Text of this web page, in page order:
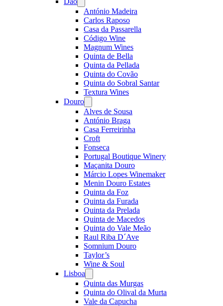
menu
António Madeira
Carlos Raposo
Casa da Passarella
Código Wine
Magnum Wines
Quinta de Bella
Quinta da Pellada
Quinta do Covão
Quinta do Sobral Santar
Textura Wines
Douro
menu
Alves de Sousa
António Braga
Casa Ferreirinha
Croft
Fonseca
Portugal Boutique Winery
Maçanita Douro
Márcio Lopes Winemaker
Menin Douro Estates
Quinta da Foz
Quinta da Furada
Quinta da Prelada
Quinta de Macedos
Quinta do Vale Meão
Raul Riba D´Ave
Somnium Douro
Taylor’s
Wine & Soul
Lisboa
menu
Quinta das Murgas
Quinta do Olival da Murta
Vale da Capucha